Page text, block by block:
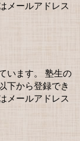
メールアドレス
います。 塾生の
下から登録でき
メールアドレス